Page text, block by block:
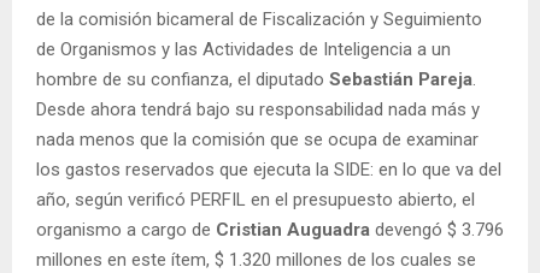
de la comisión bicameral de Fiscalización y Seguimiento
de Organismos y las Actividades de Inteligencia a un
hombre de su confianza, el diputado Sebastián Pareja.
Desde ahora tendrá bajo su responsabilidad nada más y
nada menos que la comisión que se ocupa de examinar
los gastos reservados que ejecuta la SIDE: en lo que va del
año, según verificó PERFIL en el presupuesto abierto, el
organismo a cargo de Cristian Auguadra devengó $ 3.796
millones en este ítem, $ 1.320 millones de los cuales se